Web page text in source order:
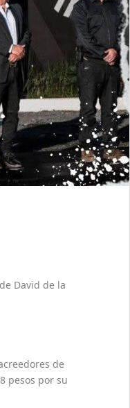
David de la
de
pesos por su